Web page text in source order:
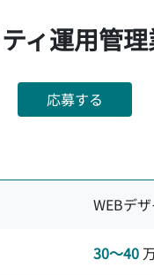
ィ運用管
応募する
WEBデ
30〜40